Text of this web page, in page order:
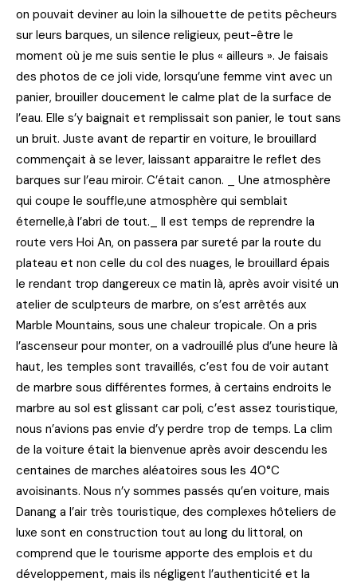
on pouvait deviner au loin la silhouette de petits pêcheurs
sur leurs barques, un silence religieux, peut-être le
moment où je me suis sentie le plus « ailleurs ». Je faisais
des photos de ce joli vide, lorsqu’une femme vint avec un
panier, brouiller doucement le calme plat de la surface de
l’eau. Elle s’y baignait et remplissait son panier, le tout sans
un bruit. Juste avant de repartir en voiture, le brouillard
commençait à se lever, laissant apparaitre le reflet des
barques sur l’eau miroir. C’était canon. _ Une atmosphère
qui coupe le souffle,une atmosphère qui semblait
éternelle,à l’abri de tout._ Il est temps de reprendre la
route vers Hoi An, on passera par sureté par la route du
plateau et non celle du col des nuages, le brouillard épais
le rendant trop dangereux ce matin là, après avoir visité un
atelier de sculpteurs de marbre, on s’est arrêtés aux
Marble Mountains, sous une chaleur tropicale. On a pris
l’ascenseur pour monter, on a vadrouillé plus d’une heure là
haut, les temples sont travaillés, c’est fou de voir autant
de marbre sous différentes formes, à certains endroits le
marbre au sol est glissant car poli, c’est assez touristique,
nous n’avions pas envie d’y perdre trop de temps. La clim
de la voiture était la bienvenue après avoir descendu les
centaines de marches aléatoires sous les 40°C
avoisinants. Nous n’y sommes passés qu’en voiture, mais
Danang a l’air très touristique, des complexes hôteliers de
luxe sont en construction tout au long du littoral, on
comprend que le tourisme apporte des emplois et du
développement, mais ils négligent l’authenticité et la